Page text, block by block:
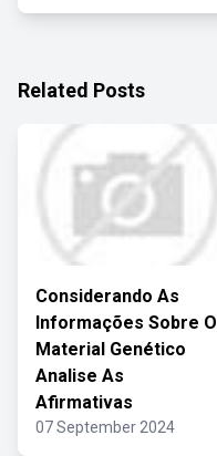
Related Posts
Considerando As
Informações Sobre O
Material Genético
Analise As
Afirmativas
07 September 2024